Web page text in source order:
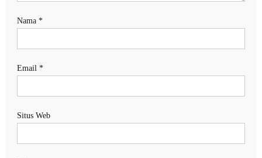
Nama *
Email *
Situs Web